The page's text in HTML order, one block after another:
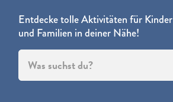
Entdecke tolle Aktivitäten für Kinder
und Familien in deiner Nähe!
Was suchst du?